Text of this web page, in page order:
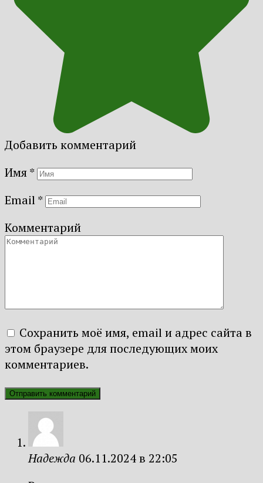
Добавить комментарий
Имя*
Email*
Комментарий
Сохранить моё имя, email и адрес сайта в
этом браузере для последующих моих
комментариев.
Надежда 06.11.2024 в 22:05